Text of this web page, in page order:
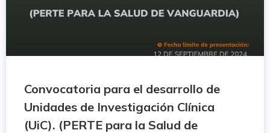
Convocatoria para el desarrollo de
Unidades de Investigación Clínica
(UiC). (PERTE para la Salud de